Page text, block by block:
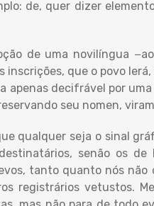
de, quer dizer
de uma novilíngua
que o povo
apenas decifrável por
seu nomen,
qualquer seja o sinal
senão os
tanto quanto nós
registrários vetustos.